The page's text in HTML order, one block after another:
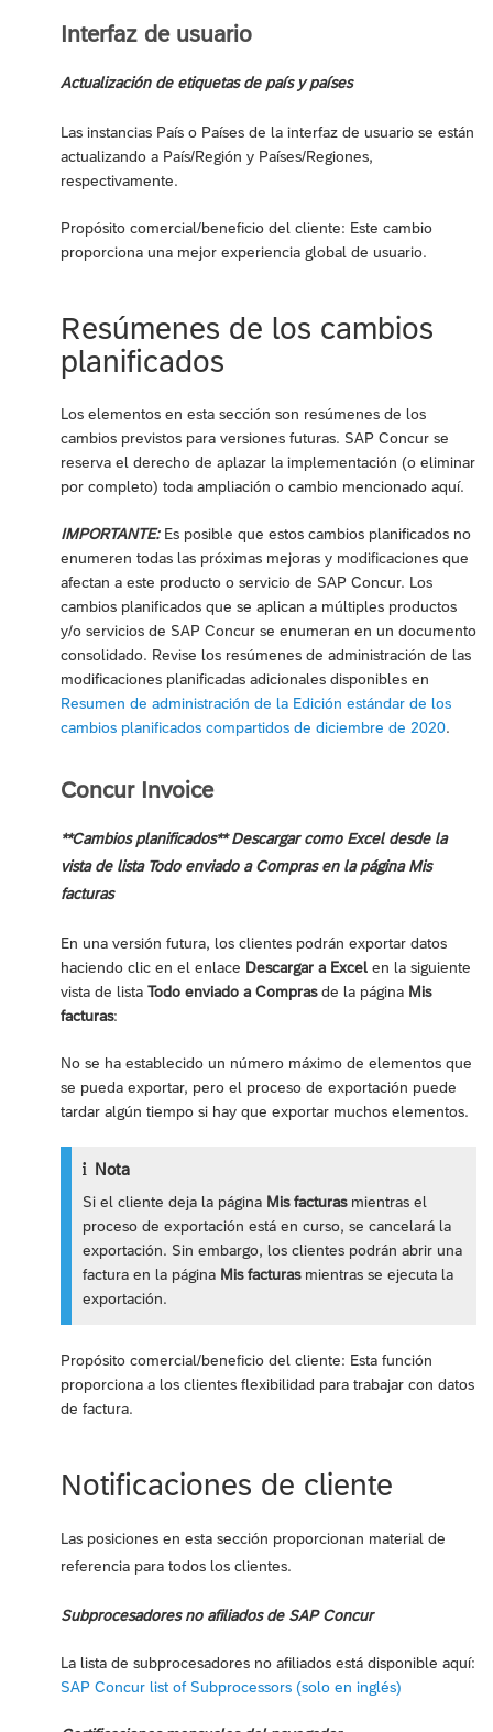
Interfaz de usuario
Actualización de etiquetas de país y países
Las instancias País o Países de la interfaz de usuario se están
actualizando a País/Región y Países/Regiones,
respectivamente.
Propósito comercial/beneficio del cliente: Este cambio
proporciona una mejor experiencia global de usuario.
Resúmenes de los cambios
planificados
Los elementos en esta sección son resúmenes de los
cambios previstos para versiones futuras. SAP Concur se
reserva el derecho de aplazar la implementación (o eliminar
por completo) toda ampliación o cambio mencionado aquí.
IMPORTANTE:Es posible que estos cambios planificados no
enumeren todas las próximas mejoras y modificaciones que
afectan a este producto o servicio de SAP Concur. Los
cambios planificados que se aplican a múltiples productos
y/o servicios de SAP Concur se enumeran en un documento
consolidado. Revise los resúmenes de administración de las
modificaciones planificadas adicionales disponibles en
Resumen de administración de la Edición estándar de los
cambios planificados compartidos de diciembre de 2020.
Concur Invoice
**Cambios planificados** Descargar como Excel desde la
vista de lista Todo enviado a Compras en la página Mis
facturas
En una versión futura, los clientes podrán exportar datos
haciendo clic en el enlace Descargar a Excel en la siguiente
vista de lista Todo enviado a Comprasde la página Mis
facturas:
No se ha establecido un número máximo de elementos que
se pueda exportar, pero el proceso de exportación puede
tardar algún tiempo si hay que exportar muchos elementos.
Nota
Si el cliente deja la página Mis facturasmientras el
proceso de exportación está en curso, se cancelará la
exportación. Sin embargo, los clientes podrán abrir una
factura en la página Mis facturasmientras se ejecuta la
exportación.
Propósito comercial/beneficio del cliente: Esta función
proporciona a los clientes flexibilidad para trabajar con datos
de factura.
Notificaciones de cliente
Las posiciones en esta sección proporcionan material de
referencia para todos los clientes.
Subprocesadores no afiliados de SAP Concur
La lista de subprocesadores no afiliados está disponible aquí:
SAP Concur list of Subprocessors (solo en inglés)